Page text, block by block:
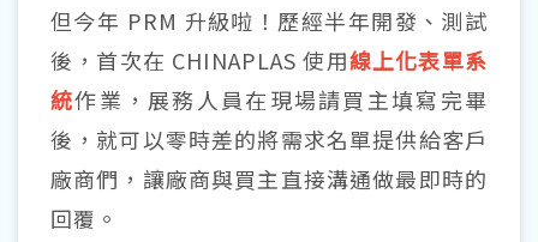
但今年 PRM 升級啦！歷經半年開發、測試
後，首次在 CHINAPLAS 使用線上化表單系
統作業，展務人員在現場請買主填寫完畢
後，就可以零時差的將需求名單提供給客戶
廠商們，讓廠商與買主直接溝通做最即時的
回覆。